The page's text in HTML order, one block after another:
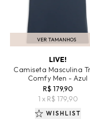
VER TAMANHOS
ADICIONAR AO CARRINHO
LIVE!
Camiseta Masculina
Comfy Men - Azul
R$ 179,90
1 x R$ 179,90
WISHLIST